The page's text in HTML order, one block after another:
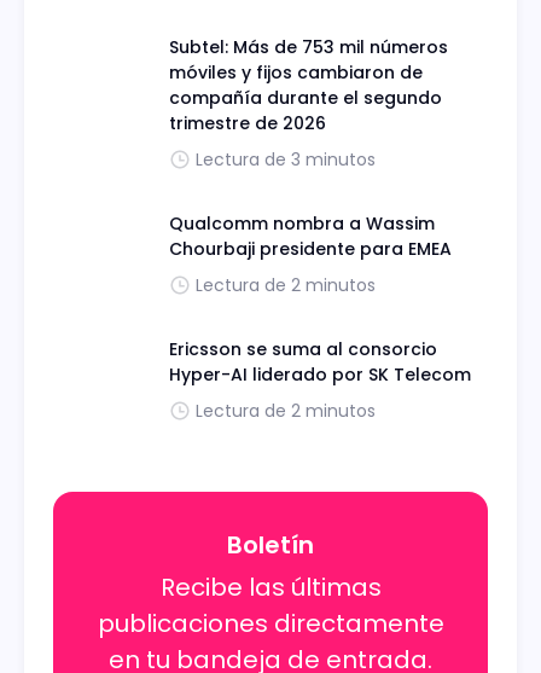
Subtel: Más de 753 mil números
móviles y fijos cambiaron de
compañía durante el segundo
trimestre de 2026
Lectura de 3 minutos
Qualcomm nombra a Wassim
Chourbaji presidente para EMEA
Lectura de 2 minutos
Ericsson se suma al consorcio
Hyper-AI liderado por SK Telecom
Lectura de 2 minutos
Boletín
Recibe las últimas
publicaciones directamente
en tu bandeja de entrada.